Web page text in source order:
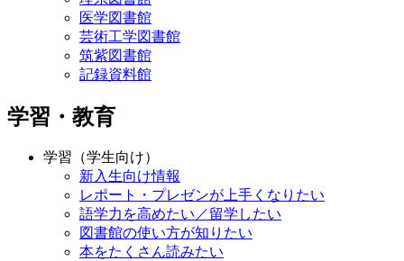
医学図書館
芸術工学図書館
筑紫図書館
記録資料館
学習・教育
学習（学生向け）
新入生向け情報
レポート・プレゼンが上手くなりたい
語学力を高めたい／留学したい
図書館の使い方が知りたい
本をたくさん読みたい